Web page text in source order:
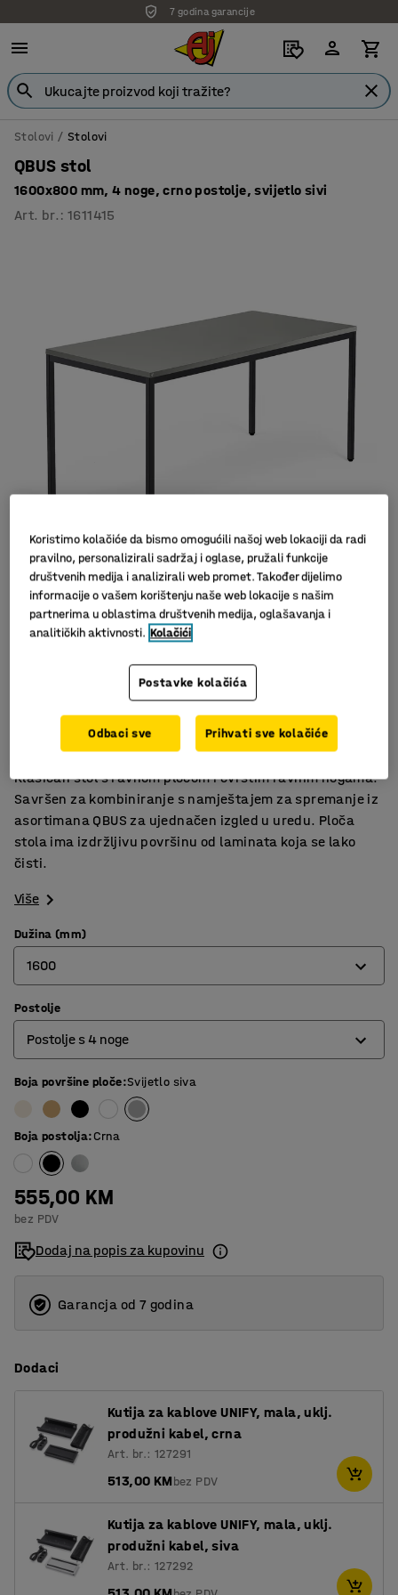
7 godina garancije
Stolovi Stolovi
QBUS stol
1600x800 mm, 4 noge, crno postolje, svijetlo sivi
Art. br. :1611415
Slični proizvodi
Stabilna konstrukcija
Izdržljiv laminat
Ravna ploča stola
Klasičan stol s ravnom pločom i čvrstim ravnim nogama.
Savršen za kombiniranje s namještajem za spremanje iz
asortimana QBUS za ujednačen izgled u uredu. Ploča
stola ima izdržljivu površinu od laminata koja se lako
čisti.
Više
Dužina (mm)
1600
800
1200
1400
1600
1800
Postolje
Postolje s 4 noge
O-postolje
Postolje s 4 noge
T-postolje
Boja površine ploče:Svijetlo siva
Boja postolja:Crna
555,00 KM
bez PDV
Dodaj na popis za kupovinu
Garancja od 7 godina
Dodaci
Kutija za kablove UNIFY, mala, uklj.
produžni kabel, crna
Art. br.: 127291
513,00 KMbez PDV
Kutija za kablove UNIFY, mala, uklj.
produžni kabel, siva
Art. br.: 127292
Koristimo kolačiće da bismo omogućili našoj web lokaciji da radi
pravilno, personalizirali sadržaj i oglase, pružali funkcije
društvenih medija i analizirali web promet. Također dijelimo
informacije o vašem korištenju naše web lokacije s našim
partnerima u oblastima društvenih medija, oglašavanja i
analitičkih aktivnosti. Kolačići
Postavke kolačića
Odbaci sve Prihvati sve kolačiće